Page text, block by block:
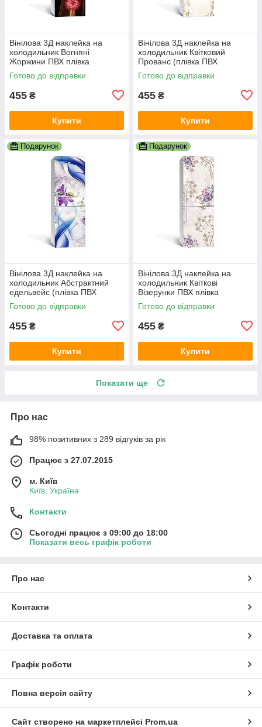
Вінілова 3Д наклейка на
холодильник Вогняні
Жоржини ПВХ плівка
самоклеюча квіти Абстракція
Коричневий
Готово до відправки
455 ₴
Купити
Вінілова 3Д наклейка на
холодильник Квітковий
Прованс (плівка ПВХ
фотодрук) 600х1800 мм
Абстракція Бежевий
Готово до відправки
455 ₴
Купити
Подарунок
Вінілова 3Д наклейка на
холодильник Абстрактний
едельвейс (плівка ПВХ
фотодрук) 600х1800 мм
Абстракція Синій
Готово до відправки
455 ₴
Купити
Подарунок
Вінілова 3Д наклейка на
холодильник Квіткові
Візерунки ПВХ плівка
самоклеюча Абстракція
Бежевий 600х1800 мм
Готово до відправки
455 ₴
Купити
Показати ще
Про нас
98% позитивних з 289 відгуків за рік
Працює з 27.07.2015
м. Київ
Київ, Україна
Контакти
Сьогодні працює з 09:00 до 18:00
Показати весь графік роботи
Про нас
Контакти
Доставка та оплата
Графік роботи
Повна версія сайту
Сайт створено на маркетплейсі Prom.ua